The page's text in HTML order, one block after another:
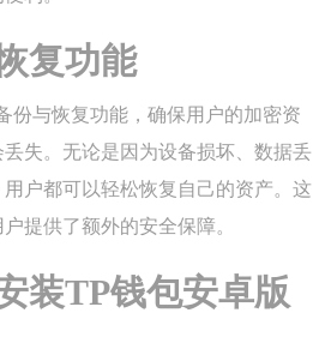
复功能
份与恢复功能，确保用户的加密资
失。无论是因为设备损坏、数据丢
户都可以轻松恢复自己的资产。这
提供了额外的安全保障。
装TP钱包安卓版